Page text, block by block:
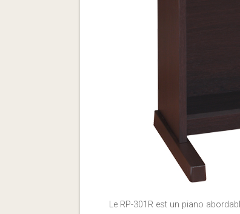
Le RP-301R est un piano